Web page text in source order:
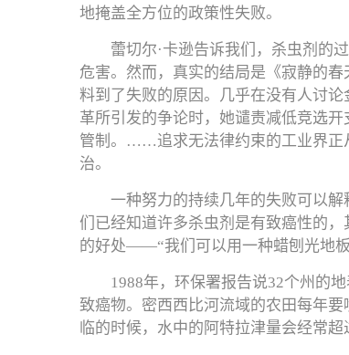
地掩盖全方位的政策性失败。
蕾切尔·卡逊告诉我们，杀虫剂的
危害。然而，真实的结局是《寂静的
料到了失败的原因。几乎在没有人讨
革所引发的争论时，她谴责减低竞选
管制。……追求无法律约束的工业界正
治。
一种努力的持续几年的失败可以
们已经知道许多杀虫剂是有致癌性的
的好处——“我们可以用一种蜡刨光地板
1988年，环保署报告说32个州的
致癌物。密西西比河流域的农田每年
临的时候，水中的阿特拉津量会经常